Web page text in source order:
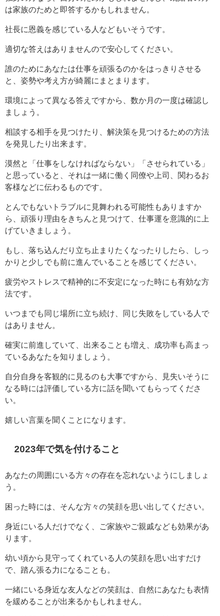
は家族のためと即答するかもしれません。
社長に恩義を感じている人などもいそうです。
適切な答えはありませんので安心してください。
誰のためにあなたは仕事を頑張るのかをはっきりさせる
と、姿勢や考え方が綺麗にまとまります。
環境によって異なる答えですから、数か月の一度は確認し
ましょう。
相談する相手を見つけたり、解決策を見つけるための方法
を発見したり出来ます。
漠然と「仕事をしなければならない」「させられている」
と思っていると、それは一緒に働く同僚や上司、関わるお
客様などに伝わるものです。
とんでもないトラブルに見舞われる可能性もありますか
ら、頑張り理由をきちんと見つけて、仕事運を意識的に上
げていきましょう。
もし、落ち込んだり立ち止まりたくなったりしたら、しっ
かりと少しでも前に進んでいることを感じてください。
疲労やストレスで精神的に不安定になった時にも有効な方
法です。
いつまでも同じ場所に立ち続け、同じ失敗をしている人で
はありません。
確実に前進していて、出来ることも増え、成功率も高まっ
ているあなたを知りましょう。
自分自身を客観的に見るのも大事ですから、見失いそうに
なる時には評価している方に話を聞いてもらってくださ
い。
嬉しい言葉を聞くことになります。
2023年で気を付けること
あなたの周囲にいる方々の存在を忘れないようにしましょ
う。
困った時には、そんな方々の笑顔を思い出してください。
身近にいる人だけでなく、ご家族やご親戚なども効果があ
ります。
幼い頃から見守ってくれている人の笑顔を思い出すだけ
で、踏ん張る力になることも。
一緒にいる身近な友人などの笑顔は、自然にあなたも表情
を緩めることが出来るかもしれません。